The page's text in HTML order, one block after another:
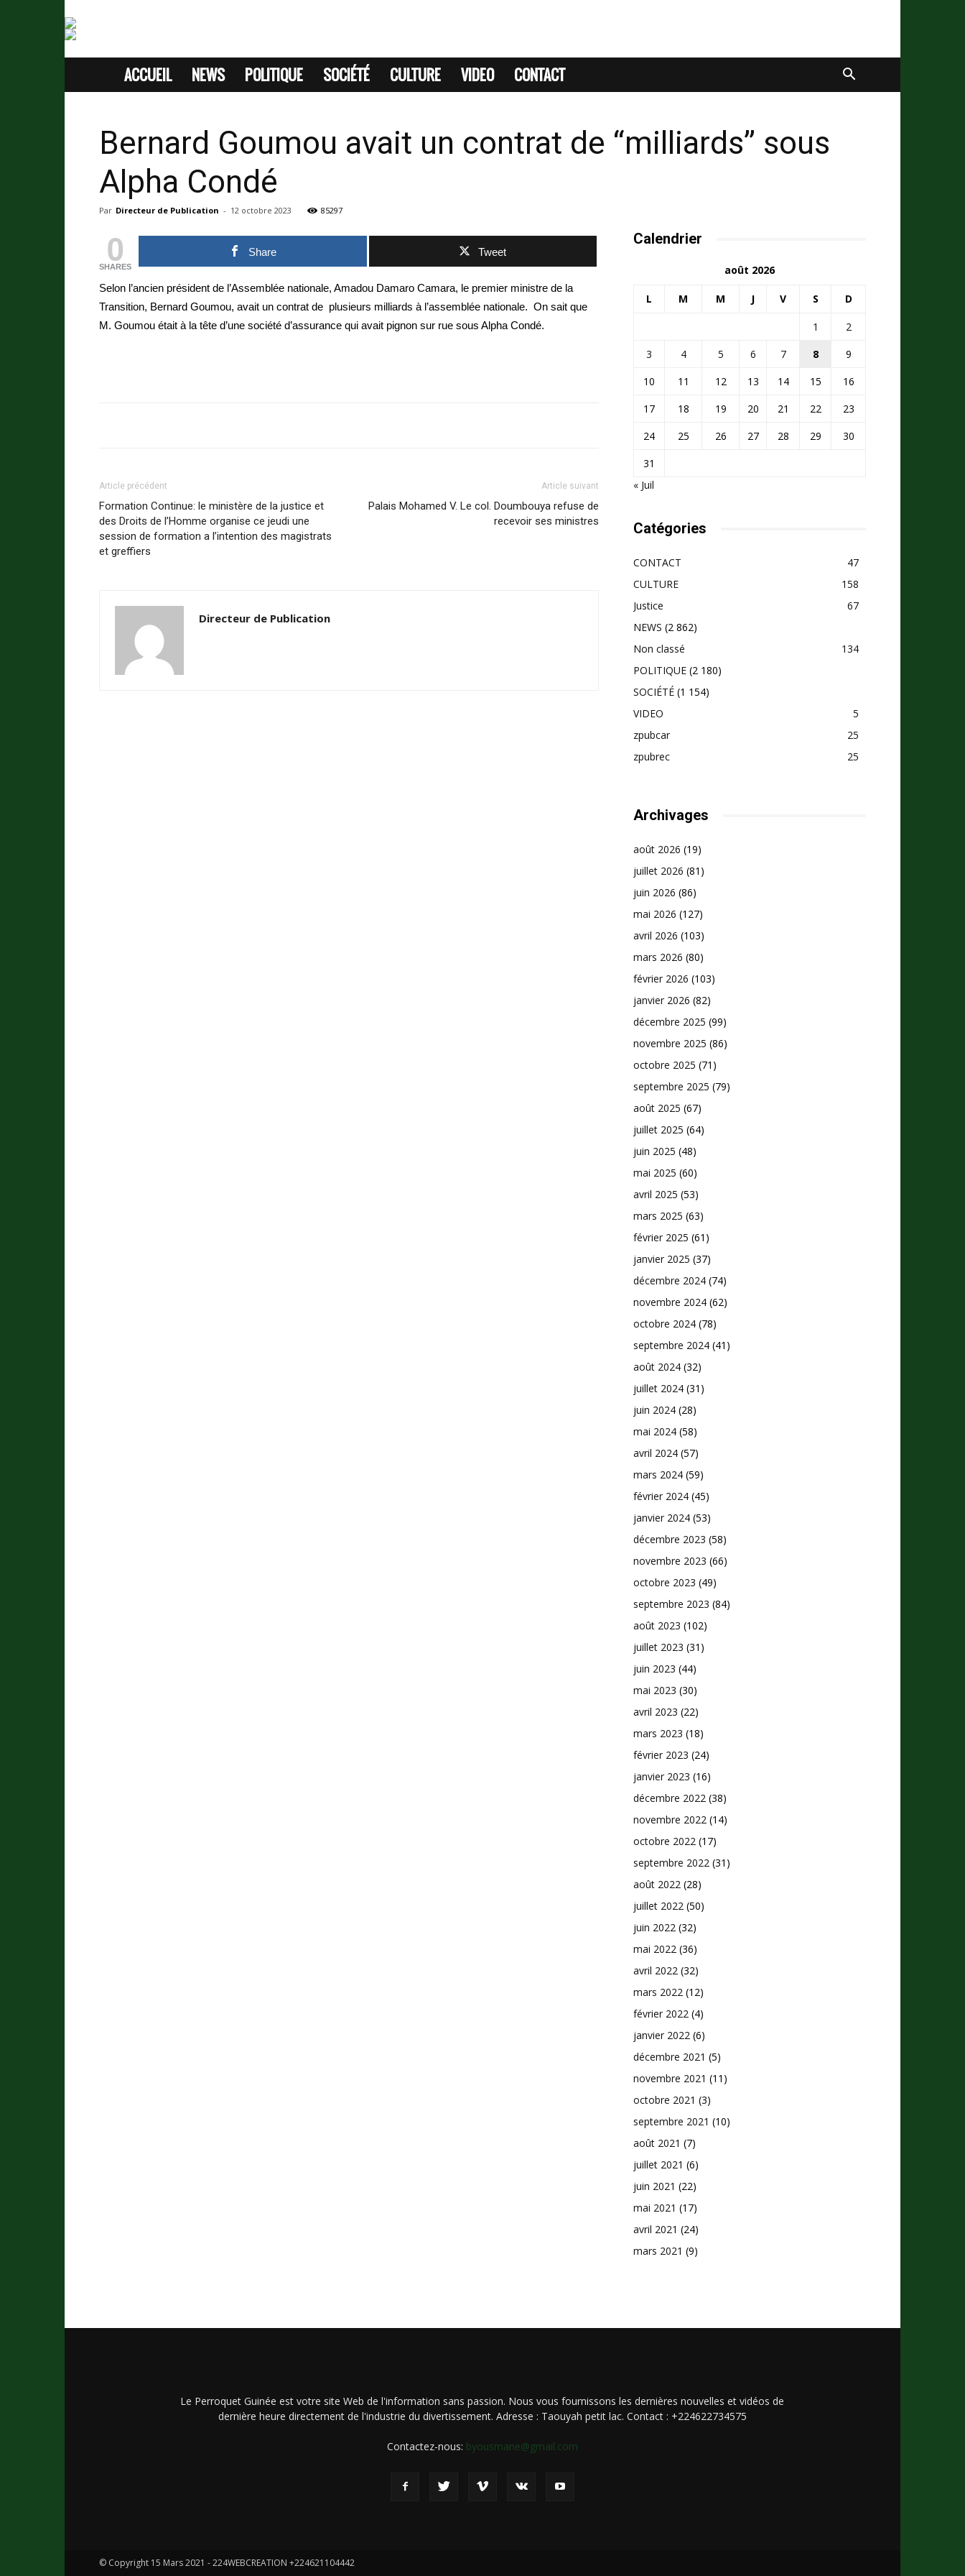
SITE
SANS
PASSION
ACCUEIL NEWS POLITIQUE SOCIÉTÉ CULTURE VIDEO CONTACT
Bernard Goumou avait un contrat de ‘‘milliards’’ sous
Alpha Condé
Par Directeur de Publication - 12 octobre 2023 85297
0
SHARES
Share Tweet
Selon l’ancien président de l’Assemblée nationale, Amadou Damaro Camara, le premier ministre de la
Transition, Bernard Goumou, avait un contrat de plusieurs milliards à l’assemblée nationale. On sait que
M. Goumou était à la tête d’une société d’assurance qui avait pignon sur rue sous Alpha Condé.
Article précédent
Formation Continue: le ministère de la justice et
des Droits de l’Homme organise ce jeudi une
session de formation a l’intention des magistrats
et greffiers
Article suivant
Palais Mohamed V. Le col. Doumbouya refuse de
recevoir ses ministres
Directeur de Publication
Calendrier
août 2026
L M M J V S D
1
2
3
4 5 6 7 8
9
10
11 12 13 14 15
16
17
18 19 20 21 22
23
24
25 26 27 28 29
30
31
« Juil
Catégories
CONTACT
47
CULTURE
158
Justice
67
NEWS (2 862)
Non classé
134
POLITIQUE (2 180)
SOCIÉTÉ (1 154)
VIDEO
5
zpubcar
25
zpubrec
25
Archivages
août 2026 (19)
juillet 2026 (81)
juin 2026 (86)
mai 2026 (127)
avril 2026 (103)
mars 2026 (80)
février 2026 (103)
janvier 2026 (82)
décembre 2025 (99)
novembre 2025 (86)
octobre 2025 (71)
septembre 2025 (79)
août 2025 (67)
juillet 2025 (64)
juin 2025 (48)
mai 2025 (60)
avril 2025 (53)
mars 2025 (63)
février 2025 (61)
janvier 2025 (37)
décembre 2024 (74)
novembre 2024 (62)
octobre 2024 (78)
septembre 2024 (41)
août 2024 (32)
juillet 2024 (31)
juin 2024 (28)
mai 2024 (58)
avril 2024 (57)
mars 2024 (59)
février 2024 (45)
janvier 2024 (53)
décembre 2023 (58)
novembre 2023 (66)
octobre 2023 (49)
septembre 2023 (84)
août 2023 (102)
juillet 2023 (31)
juin 2023 (44)
mai 2023 (30)
avril 2023 (22)
mars 2023 (18)
février 2023 (24)
janvier 2023 (16)
décembre 2022 (38)
novembre 2022 (14)
octobre 2022 (17)
septembre 2022 (31)
août 2022 (28)
juillet 2022 (50)
juin 2022 (32)
mai 2022 (36)
avril 2022 (32)
mars 2022 (12)
février 2022 (4)
janvier 2022 (6)
décembre 2021 (5)
novembre 2021 (11)
octobre 2021 (3)
septembre 2021 (10)
août 2021 (7)
juillet 2021 (6)
juin 2021 (22)
mai 2021 (17)
avril 2021 (24)
mars 2021 (9)
Le Perroquet Guinée est votre site Web de l'information sans passion. Nous vous fournissons les dernières nouvelles et vidéos de
dernière heure directement de l'industrie du divertissement. Adresse : Taouyah petit lac. Contact : +224622734575
Contactez-nous: byousmane@gmail.com
© Copyright 15 Mars 2021 - 224WEBCREATION +224621104442